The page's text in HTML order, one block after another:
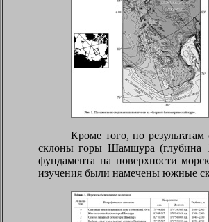
Кроме того, по
склоны горы Шамшура (глубина
фундамента на поверхности
изучения были намечены южные